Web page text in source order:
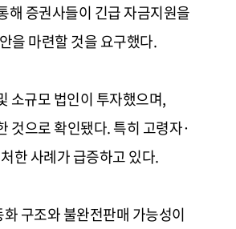
해 증권사들이 긴급 자금지원을
을 마련할 것을 요구했다.
소규모 법인이 투자했으며,
것으로 확인됐다. 특히 고령자·
한 사례가 급증하고 있다.
구조와 불완전판매 가능성이